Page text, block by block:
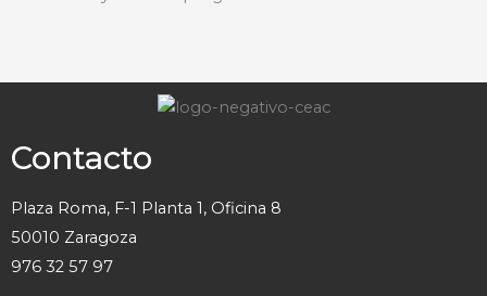
Contacto
Plaza Roma, F-1 Planta 1, Oficina 8
50010 Zaragoza
976 32 57 97